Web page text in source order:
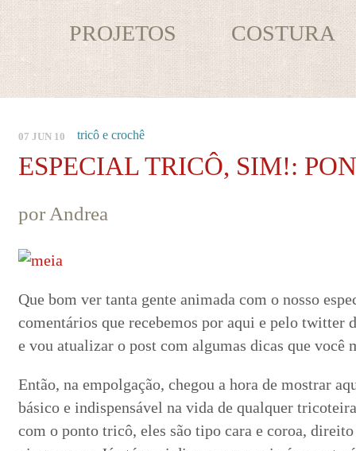
PROJETOS COSTURA
07 JUN 10 tricô e crochê
ESPECIAL TRICÔ, SIM!:
por Andrea
Que bom ver tanta gente animada com o nosso
comentários que recebemos por aqui e pelo twitter
e vou atualizar o post com algumas dicas que você
Então, na empolgação, chegou a hora de mostrar
básico e indispensável na vida de qualquer
com o ponto tricô, eles são tipo cara e coroa,